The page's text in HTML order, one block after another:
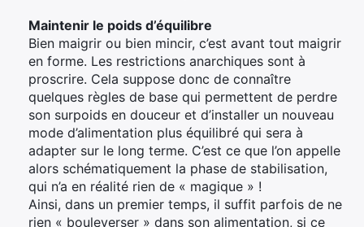
Maintenir le poids d’équilibre
Bien maigrir ou bien mincir, c’est avant tout maigrir
en forme. Les restrictions anarchiques sont à
proscrire. Cela suppose donc de connaître
quelques règles de base qui permettent de perdre
son surpoids en douceur et d’installer un nouveau
mode d’alimentation plus équilibré qui sera à
adapter sur le long terme. C’est ce que l’on appelle
alors schématiquement la phase de stabilisation,
qui n’a en réalité rien de « magique » !
Ainsi, dans un premier temps, il suffit parfois de ne
rien « bouleverser » dans son alimentation, si ce